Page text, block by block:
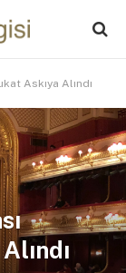
Askıya Alındı